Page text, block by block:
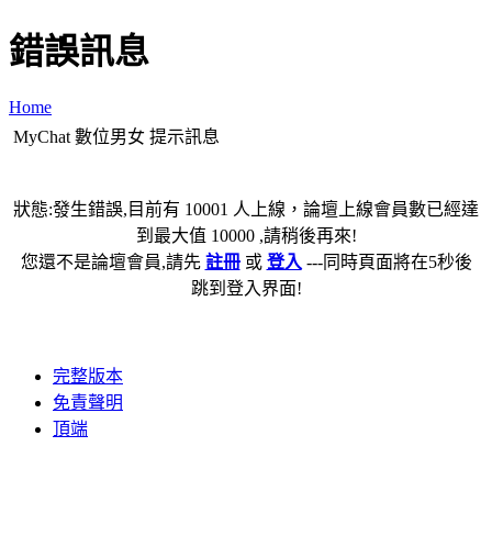
錯誤訊息
Home
MyChat 數位男女 提示訊息
狀態:發生錯誤,目前有 10001 人上線，論壇上線會員數已經達
到最大值 10000 ,請稍後再來!
您還不是論壇會員,請先 註冊或 登入 ---同時頁面將在5秒後
跳到登入界面!
完整版本
免責聲明
頂端